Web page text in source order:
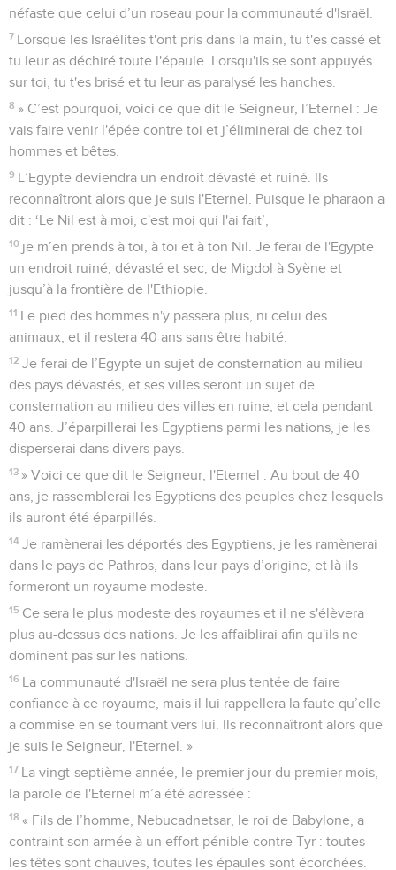
néfaste que celui d’un roseau pour la communauté d'Israël.
7 Lorsque les Israélites t'ont pris dans la main, tu t'es cassé et
tu leur as déchiré toute l'épaule. Lorsqu'ils se sont appuyés
sur toi, tu t'es brisé et tu leur as paralysé les hanches.
8 » C’est pourquoi, voici ce que dit le Seigneur, l’Eternel : Je
vais faire venir l'épée contre toi et j’éliminerai de chez toi
hommes et bêtes.
9 L’Egypte deviendra un endroit dévasté et ruiné. Ils
reconnaîtront alors que je suis l'Eternel. Puisque le pharaon a
dit : ‘Le Nil est à moi, c'est moi qui l'ai fait’,
10 je m’en prends à toi, à toi et à ton Nil. Je ferai de l'Egypte
un endroit ruiné, dévasté et sec, de Migdol à Syène et
jusqu’à la frontière de l'Ethiopie.
11 Le pied des hommes n'y passera plus, ni celui des
animaux, et il restera 40 ans sans être habité.
12 Je ferai de l’Egypte un sujet de consternation au milieu
des pays dévastés, et ses villes seront un sujet de
consternation au milieu des villes en ruine, et cela pendant
40 ans. J’éparpillerai les Egyptiens parmi les nations, je les
disperserai dans divers pays.
13 » Voici ce que dit le Seigneur, l'Eternel : Au bout de 40
ans, je rassemblerai les Egyptiens des peuples chez lesquels
ils auront été éparpillés.
14 Je ramènerai les déportés des Egyptiens, je les ramènerai
dans le pays de Pathros, dans leur pays d’origine, et là ils
formeront un royaume modeste.
15 Ce sera le plus modeste des royaumes et il ne s'élèvera
plus au-dessus des nations. Je les affaiblirai afin qu'ils ne
dominent pas sur les nations.
16 La communauté d'Israël ne sera plus tentée de faire
confiance à ce royaume, mais il lui rappellera la faute qu’elle
a commise en se tournant vers lui. Ils reconnaîtront alors que
je suis le Seigneur, l'Eternel. »
17 La vingt-septième année, le premier jour du premier mois,
la parole de l'Eternel m’a été adressée :
18 « Fils de l’homme, Nebucadnetsar, le roi de Babylone, a
contraint son armée à un effort pénible contre Tyr : toutes
les têtes sont chauves, toutes les épaules sont écorchées.